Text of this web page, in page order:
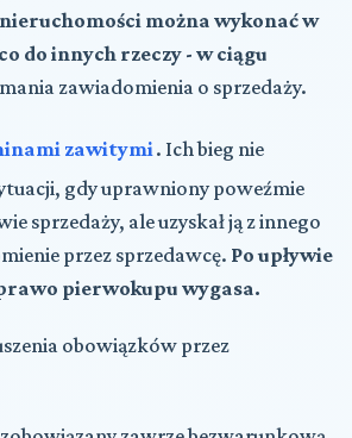
można wykonać w
do innych rzeczy - w ciągu
zawiadomienia o sprzedaży.
zawitymi . Ich bieg nie
gdy uprawniony poweźmie
sprzedaży, ale uzyskał ją z innego
przez sprzedawcę. Po upływie
pierwokupu wygasa.
obowiązków przez